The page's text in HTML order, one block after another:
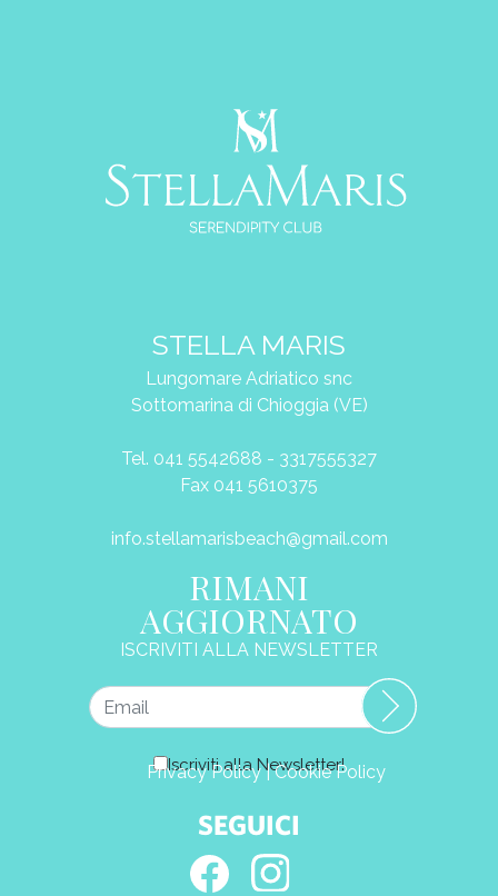
STELLA MARIS
Lungomare Adriatico snc
Sottomarina di Chioggia (VE)
Tel. 041 5542688 - 3317555327
Fax 041 5610375
info.stellamarisbeach@gmail.com
RIMANI
AGGIORNATO
ISCRIVITI ALLA NEWSLETTER
Iscriviti alla Newsletter!
Privacy Policy | Cookie Policy
SEGUICI